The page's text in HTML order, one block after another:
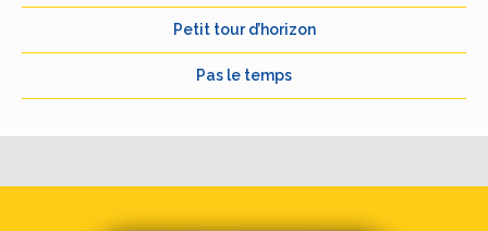
Petit tour d’horizon
Pas le temps